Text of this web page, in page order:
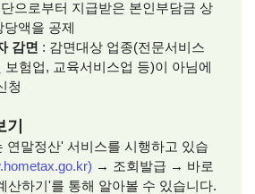
으로부터 지급받은 본인부담금 상
액을 공제
감면 : 감면대상 업종(전문서비스
험업, 교육서비스업 등)이 아님에
청
연말정산' 서비스를 시행하고 있습
→ 조회발급 → 바로
하기'를 통해 알아볼 수 있습니다.